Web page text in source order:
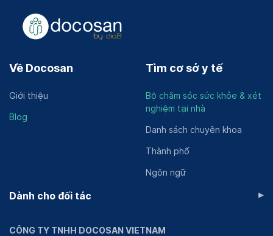
Về Docosan
Giới thiệu
Blog
Tìm cơ sở y tế
Bộ chăm sóc sức khỏe & xét
nghiệm tại nhà
Danh sách chuyên khoa
Thành phố
Ngôn ngữ
Dành cho đối tác ▸
CÔNG TY TNHH DOCOSAN VIETNAM